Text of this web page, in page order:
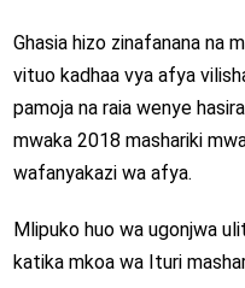
Ghasia hizo zinafanana na
vituo kadhaa vya afya
pamoja na raia wenye
mwaka 2018 mashariki
wafanyakazi wa afya.
Mlipuko huo wa ugonjwa
katika mkoa wa Ituri